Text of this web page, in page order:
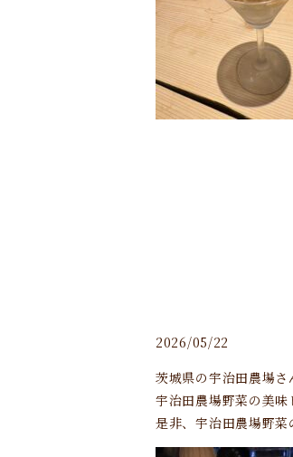
2026/05/22
茨城県の宇治田農場
宇治田農場野菜の美
是非、宇治田農場野